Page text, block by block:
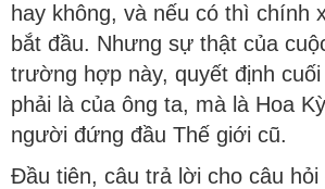
hay không, và nếu có thì chính
bắt đầu. Nhưng sự thật của
trường hợp này, quyết định cuối
phải là của ông ta, mà là Hoa
người đứng đầu Thế giới cũ.
Đầu tiên, câu trả lời cho câu hỏi